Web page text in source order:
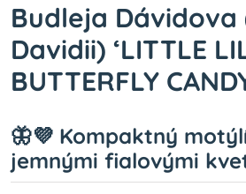
Budleja Dávidova
Davidii) ‘LITTLE
BUTTERFLY
🦋💜 Kompaktný
jemnými fialovými